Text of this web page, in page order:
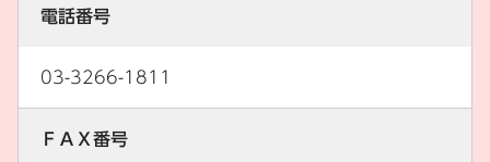
電話番号
03-3266-1811
ＦＡＸ番号